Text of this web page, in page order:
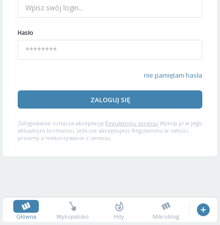
Hasło
nie pamiętam hasła
ZALOGUJ SIĘ
Zalogowanie oznacza akceptację Regulaminu serwisu Wykop.pl w jego
aktualnym brzmieniu. Jeśli nie akceptujesz Regulaminu w całości,
prosimy o niekorzystanie z serwisu.
Główna Wykopalisko Hity Mikroblog